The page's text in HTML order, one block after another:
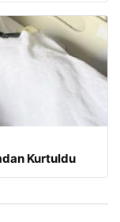
Kurtuldu